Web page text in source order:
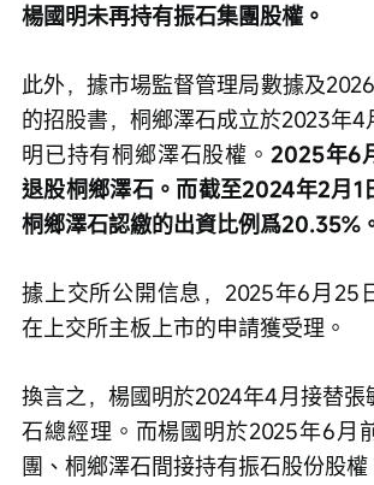
楊國明未再持有振石集團股權。
此外，據市場監督管理局數據及
的招股書，桐鄉澤石成立於2023年4
明已持有桐鄉澤石股權。 2025年6
退股桐鄉澤石。而截至2024年2月1
桐鄉澤石認繳的出資比例爲20.35%
據上交所公開信息，2025年6月25
在上交所主板上市的申請獲受理。
換言之，楊國明於2024年4月接替張
石總經理。而楊國明於2025年6月
團、桐鄉澤石間接持有振石股份股權